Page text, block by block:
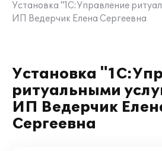
Установка "1С:Управление
ИП Ведерчик Елена Сергеевна
Установка
ритуальными
ИП Ведерчик
Сергеевна